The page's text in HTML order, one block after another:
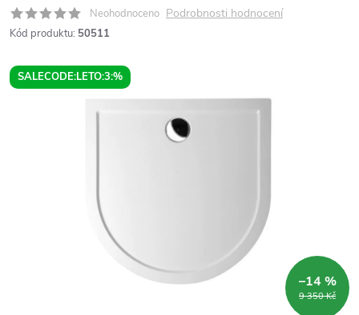
Neohodnoceno Podrobnosti hodnocení
Kód produktu: 50511
SALECODE:LETO:3:%
9 350 Kč
–14 %